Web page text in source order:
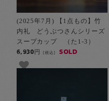
(2025年7月) 【1点もの】竹
内礼 どうぶつさんシリーズ
スープカップ （た1-3）
6,930円[税込] SOLD